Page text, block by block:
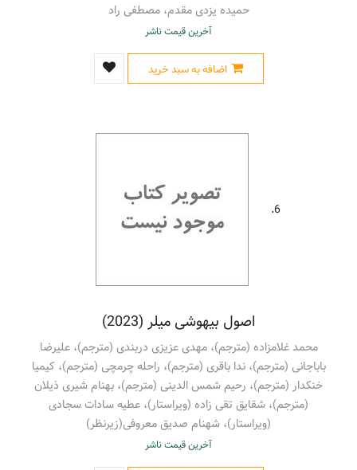
حمیده یزدی مقدم، مصطفی راد
آخرین قیمت ناشر
اضافه به سبد خرید
6.
اصول بیهوشی میلر (2023)
محمد غلامزاده (مترجم)، مهدی عزیزی دربندی (مترجم)، علیرضا
باباجانی (مترجم)، ندا باقری (مترجم)، راحله چرمچی (مترجم)، کیمیا
خنکدار (مترجم)، رحیم شمس الدینی (مترجم)، بهنام شیری ذیلان
(مترجم)، شقایق تقی زاده (ویراستار)، عطیه سادات سجادی
(ویراستار)، شهنام صدیق معروفی(زیرنظر)
آخرین قیمت ناشر